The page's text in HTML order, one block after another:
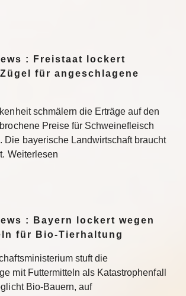
: Freistaat lockert
für angeschlagene
schmälern die Erträge auf den
Preise für Schweinefleisch
Die bayerische Landwirtschaft braucht
Weiterlesen
: Bayern lockert wegen
für Bio-Tierhaltung
stuft die
mit Futtermitteln als Katastrophenfall
Bio-Bauern, auf